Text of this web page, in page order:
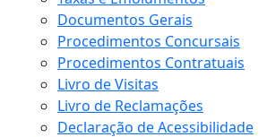
Documentos Gerais
Procedimentos Concursais
Procedimentos Contratuais
Livro de Visitas
Livro de Reclamações
Declaração de Acessibilidade